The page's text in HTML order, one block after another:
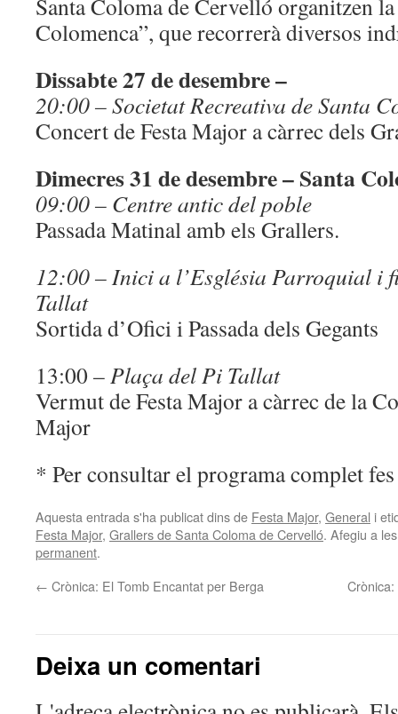
Santa Coloma de Cervelló organitzen
Colomenca”, que recorrerà diversos
Dissabte 27 de desembre –
20:00 – Societat Recreativa de Santa
Concert de Festa Major a càrrec dels
Dimecres 31 de desembre – Santa
09:00 – Centre antic del poble
Passada Matinal amb els Grallers.
12:00 – Inici a l’Església Parroquial i
Tallat
Sortida d’Ofici i Passada dels Gegants
13:00 –Plaça del Pi Tallat
Vermut de Festa Major a càrrec de la
Major
* Per consultar el programa complet
Aquesta entrada s'ha publicat dins de Festa Major, General i
Festa Major, Grallers de Santa Coloma de Cervelló. Afegiu a
permanent.
← Crònica: El Tomb Encantat per Berga
Deixa un comentari